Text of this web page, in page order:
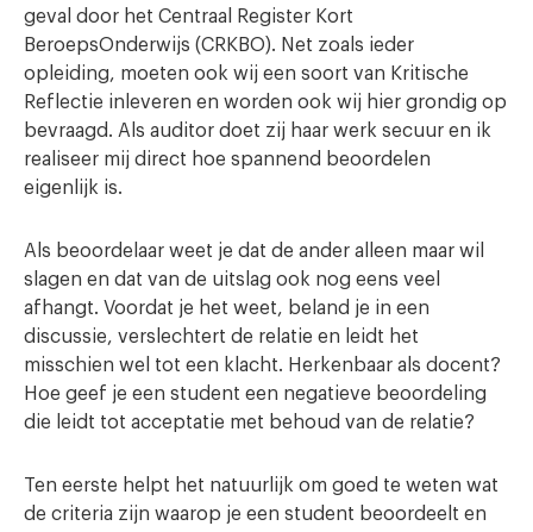
geval door het Centraal Register Kort
BeroepsOnderwijs (CRKBO). Net zoals ieder
opleiding, moeten ook wij een soort van Kritische
Reflectie inleveren en worden ook wij hier grondig op
bevraagd. Als auditor doet zij haar werk secuur en ik
realiseer mij direct hoe spannend beoordelen
eigenlijk is.
Als beoordelaar weet je dat de ander alleen maar wil
slagen en dat van de uitslag ook nog eens veel
afhangt. Voordat je het weet, beland je in een
discussie, verslechtert de relatie en leidt het
misschien wel tot een klacht. Herkenbaar als docent?
Hoe geef je een student een negatieve beoordeling
die leidt tot acceptatie met behoud van de relatie?
Ten eerste helpt het natuurlijk om goed te weten wat
de criteria zijn waarop je een student beoordeelt en